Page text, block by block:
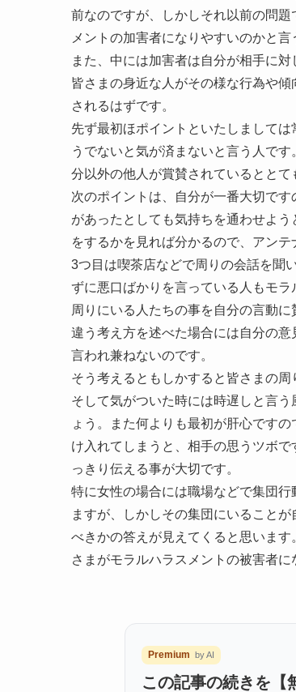
前なのですが、しかしそれ以前の問
メントの加害者になりやすいのかと
また、中には加害者は自分が相手に
皆さまの身近な人がその様な行為や
されるはずです。
先ず最初ほポイントといたしまして
うでないと気が済まないと言う人で
分以外の他人が賞賛されているととて
次のポイントは、自分が一番大切で
があったとしても気持ちを通わせよ
をするかを見れば分かるので、アンテ
3つ目は喫茶店などで周りの会話を聞
ずに悪口ばかりを言っている人もモ
周りにいる人たちの事を自分の言動
違う考え方を述べた場合には自分の
言われ兼ねないのです。
そう考えるともしかすると皆さまの
そして気がついた時には時遅しと言
ょう。また何よりも最初が肝心です
け入れてしまうと、相手の思うツボ
っきり伝える事が大切です。
特に女性の場合には職場などで集団
ますが、しかしその集団にいること
べきかの答えが見えてくると思いま
さまがモラルハラスメントの被害者に
Premium by AI
この記事の続きを【